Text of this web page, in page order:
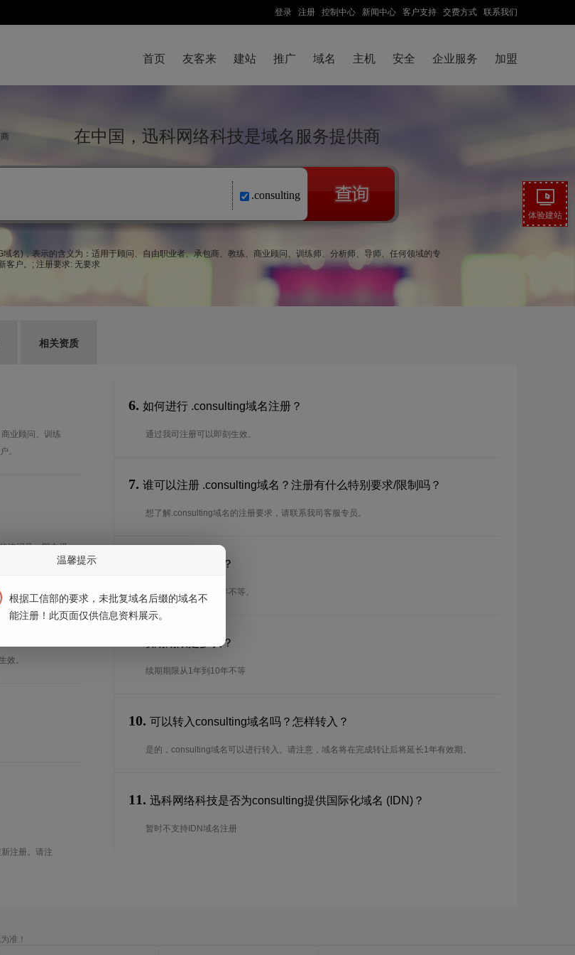
登录 注册 控制中心 新闻中心 客户支持 交费方式 联系我们
首页 友客来 建站 推广 域名 主机 安全 企业服务 加盟
在中国，迅科网络科技是域名服务提供商
.consulting
名)，表示的含义为：适用于顾问、自由职业者、承包商、教练、商业顾问、训练师、分析师、导师、任何领域的专
客户。; 注册要求: 无要求
相关资质
业顾问、训练
。
连词号，即中横
中文域名实际是
效。
注册。请注
6. 如何进行 .consulting域名注册？
通过我司注册可以即刻生效。
7. 谁可以注册 .consulting域名？注册有什么特别要求/限制吗？
想了解.consulting域名的注册要求，请联系我司客服专员。
注册期限是多长？
注册期限从1年到10年不等。
续期期限是多长？
续期期限从1年到10年不等
10. 可以转入consulting域名吗？怎样转入？
是的，consulting域名可以进行转入。请注意，域名将在完成转让后将延长1年有效期。
11. 迅科网络科技是否为consulting提供国际化域名 (IDN)？
暂时不支持IDN域名注册
准！
体验建站
温馨提示
根据工信部的要求，未批复域名后缀的域名不
能注册！此页面仅供信息资料展示。